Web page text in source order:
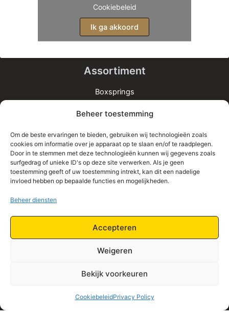
Beheer toestemming
Om de beste ervaringen te bieden, gebruiken wij technologieën zoals
cookies om informatie over je apparaat op te slaan en/of te raadplegen.
Door in te stemmen met deze technologieën kunnen wij gegevens zoals
surfgedrag of unieke ID's op deze site verwerken. Als je geen
toestemming geeft of uw toestemming intrekt, kan dit een nadelige
invloed hebben op bepaalde functies en mogelijkheden.
Beheer diensten
Accepteren
Weigeren
Bekijk voorkeuren
CookiebeleidPrivacy Policy
Cookiebeleid
Ik ga akkoord
Assortiment
Boxsprings
Bedden
Informatie
Home
Shop
Privacy Policy
Retourbeleid